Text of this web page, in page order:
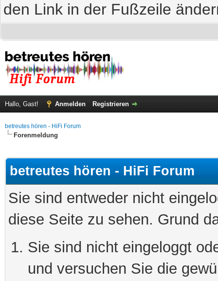
den Link in der Fußzeile
Hallo, Gast! Anmelden Registrieren
betreutes hören - HiFi Forum
Forenmeldung
betreutes hören - HiFi Forum
Sie sind entweder nicht
diese Seite zu sehen. Grund
Sie sind nicht eingeloggt
und versuchen Sie die